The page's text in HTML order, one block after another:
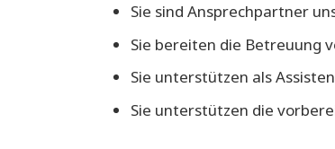
Sie sind Ansprechpartner
Sie bereiten die Betreuung
Sie unterstützen als
Sie unterstützen die